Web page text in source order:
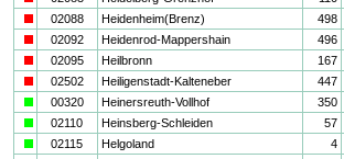
02088 Heidenheim(Brenz) 498
02092 Heidenrod-Mappershain 496
02095 Heilbronn 167
02502 Heiligenstadt-Kalteneber 447
00320 Heinersreuth-Vollhof 350
02110 Heinsberg-Schleiden 57
02115 Helgoland 4